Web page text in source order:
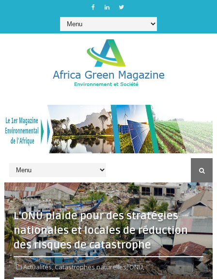
L'ONU plaide pour des stratégies
nationales et locales de réduction
des risques de catastrophe
Actualités,Catastrophes naturelles,ONU,